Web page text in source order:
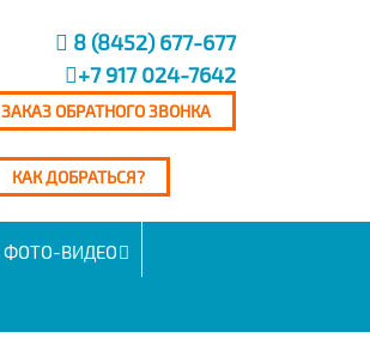
8 (8452) 677-677
+7 917 024-7642
ЗАКАЗ ОБРАТНОГО ЗВОНКА
КАК ДОБРАТЬСЯ?
ФОТО-ВИДЕО